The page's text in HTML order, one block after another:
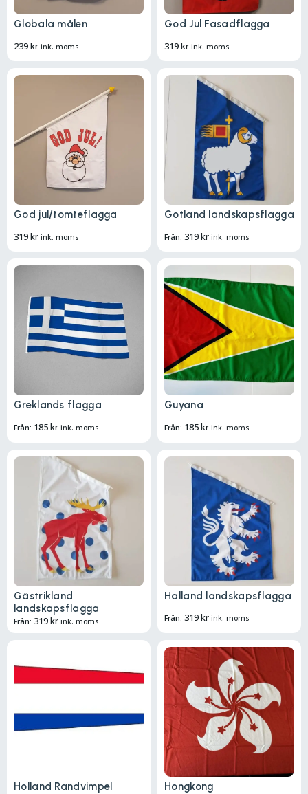
Globala målen
239kr ink. moms
God Jul Fasadflagga
319kr ink. moms
God jul/tomteflagga
319kr ink. moms
Gotland landskapsflagga
Från: 319kr ink. moms
Greklands flagga
Från: 185kr ink. moms
Guyana
Från: 185kr ink. moms
Gästrikland
landskapsflagga
Från: 319kr ink. moms
Halland landskapsflagga
Från: 319kr ink. moms
Holland Randvimpel Hongkong